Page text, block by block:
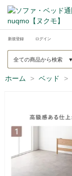
新規登録 ログイン
ホーム ベッド